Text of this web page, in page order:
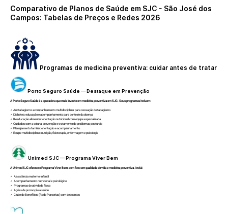
Comparativo de Planos de Saúde em SJC - São José dos
Campos: Tabelas de Preços e Redes 2026
Programas de medicina preventiva: cuidar antes de tratar
Porto Seguro Saúde — Destaque em Prevenção
A Porto Seguro Saúde é a operadora que mais investe em medicina preventiva em SJC. Seus programas incluem:
✓ Antitabagismo: acompanhamento multidisciplinar para cessação do tabagismo
✓ Diabetes: educação e acompanhamento para controle da doença
✓ Reeducação alimentar: orientação nutricional com equipe especializada
✓ Cuidados com a coluna: prevenção e tratamento de problemas posturais
✓ Planejamento familiar: orientação e acompanhamento
✓ Equipe multidisciplinar: nutrição, fisioterapia, enfermagem e psicologia
Unimed SJC — Programa Viver Bem
A Unimed SJC oferece o Programa Viver Bem, com foco em qualidade de vida e medicina preventiva. Inclui:
✓ Assistência materno-infantil
✓ Acompanhamento nutricional e psicológico
✓ Programas de atividade física
✓ Ações de promoção à saúde
✓ Clube de Benefícios (Rede Parcerias) com descontos